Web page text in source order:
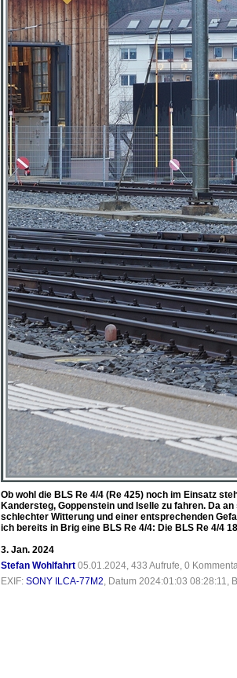
Ob wohl die BLS Re 4/4 (Re 425) noch im Einsatz
Kandersteg, Goppenstein und Iselle zu fahren. Da
schlechter Witterung und einer entsprechenden
ich bereits in Brig eine BLS Re 4/4: Die BLS Re 4/4
3. Jan. 2024
Stefan Wohlfahrt 05.01.2024, 433 Aufrufe, 0
EXIF: SONY ILCA-77M2, Datum 2024:01:03 08:28:11,